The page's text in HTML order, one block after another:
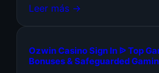
Leer más →
Ozwin Casino Sign In ᐉ Top
Bonuses & Safeguarded